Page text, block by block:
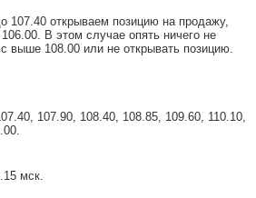
107.40 открываем позицию на продажу,
В этом случае опять ничего не
выше 108.00 или не открывать позицию.
107.90, 108.40, 108.85, 109.60, 110.10,
мск.